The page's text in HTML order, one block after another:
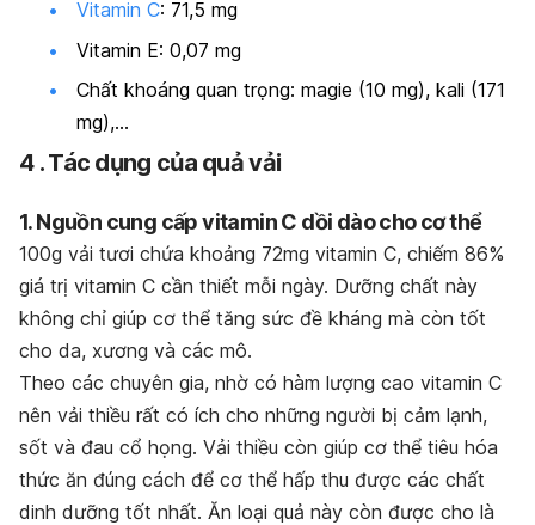
Vitamin C: 71,5 mg
Vitamin E: 0,07 mg
Chất khoáng quan trọng: magie (10 mg), kali (171
mg),…
4 . Tác dụng của quả vải
1. Nguồn cung cấp vitamin C dồi dào cho cơ thể
100g vải tươi chứa khoảng 72mg vitamin C, chiếm 86%
giá trị vitamin C cần thiết mỗi ngày. Dưỡng chất này
không chỉ giúp cơ thể tăng sức đề kháng mà còn tốt
cho da, xương và các mô.
Theo các chuyên gia, nhờ có hàm lượng cao vitamin C
nên vải thiều rất có ích cho những người bị cảm lạnh,
sốt và đau cổ họng. Vải thiều còn giúp cơ thể tiêu hóa
thức ăn đúng cách để cơ thể hấp thu được các chất
dinh dưỡng tốt nhất. Ăn loại quả này còn được cho là